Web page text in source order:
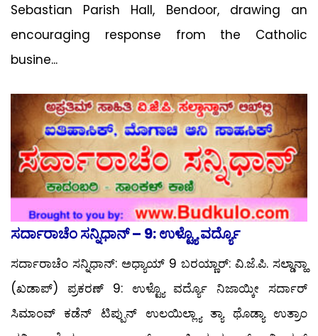
Sebastian Parish Hall, Bendoor, drawing an
encouraging response from the Catholic
busine...
ಸರ್ದಾರಾಚೆಂ ಸನ್ನಿಧಾನ್ – 9: ಉಳ್ಟ್ಯೊ ವರ್ದ್ಯೊ
ಸರ್ದಾರಾಚೆಂ ಸನ್ನಿಧಾನ್: ಅಧ್ಯಾಯ್ 9 ಬರಯ್ಣಾರ್: ವಿ.ಜೆ.ಪಿ. ಸಲ್ಡಾನ್ಹಾ
(ಖಡಾಪ್) ಪ್ರಕರಣ್ 9: ಉಳ್ಟ್ಯೊ ವರ್ದ್ಯೊ ನಿಜಾಯ್ಕೀ ಸರ್ದಾರ್
ಸಿಮಾಂವ್ ಕಡೆನ್ ಟಿಪ್ಪುನ್ ಉಲಯಿಲ್ಲ್ಯಾ ತ್ಯಾ ಥೊಡ್ಯಾ ಉತ್ರಾಂ